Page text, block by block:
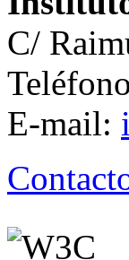
C/
E-mail: